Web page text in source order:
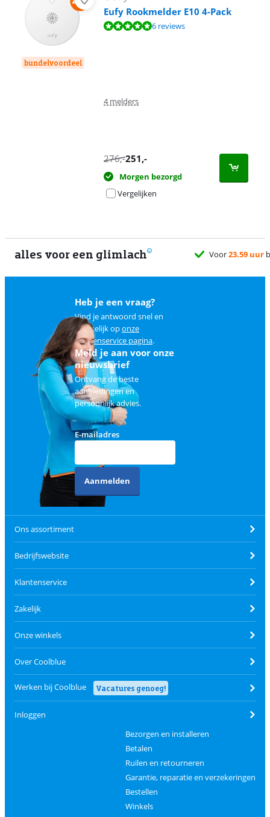
bundelvoordeel
Eufy Rookmelder E10 4-Pack
Beoordeling is 9,7 van de 10, gebaseerd op 6 reviews.
6 reviews
4 melders
276,-251,-
Morgen bezorgd
Vergelijken
alles voor een glimlach
Voor23.59 uurbesteld, morgengratisbezorgd
Heb je een vraag?
Vind je antwoord snel en
makkelijk oponze
klantenservice pagina.
Meld je aan voor onze
nieuwsbrief
Ontvang de beste
aanbiedingen en
persoonlijk advies.
E-mailadres
Aanmelden
Ons assortiment
Bedrijfswebsite
Klantenservice
Zakelijk
Onze winkels
Over Coolblue
Werken bij Coolblue Vacatures genoeg!
Inloggen
Bezorgen en installeren
Betalen
Ruilen en retourneren
Garantie, reparatie en verzekeringen
Bestellen
Winkels